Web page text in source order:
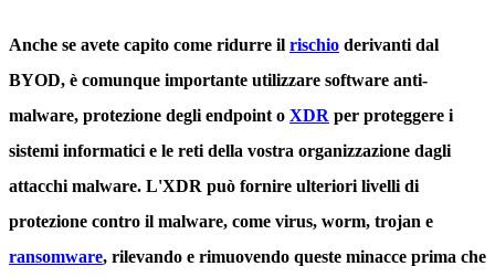
Anche se avete capito come ridurre il rischio derivanti dal
BYOD, è comunque importante utilizzare software anti-
malware, protezione degli endpoint o XDR per proteggere i
sistemi informatici e le reti della vostra organizzazione dagli
attacchi malware. L'XDR può fornire ulteriori livelli di
protezione contro il malware, come virus, worm, trojan e
ransomware, rilevando e rimuovendo queste minacce prima che